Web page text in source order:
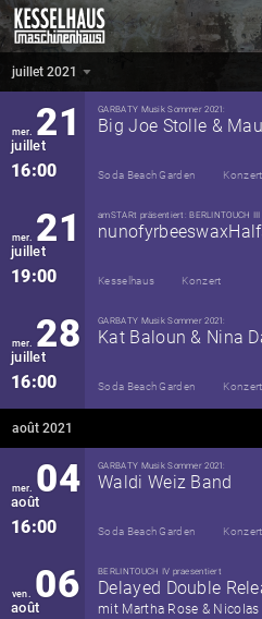
19:00 Kesselhaus
juillet 2021
mer. 21
juillet
16:00
GARBATY Musik Sommer 2021:
Big Joe Stolle &
Soda Beach Garden Konzert
mer. 21
juillet
19:00
amSTARt präsentiert: BERLINTOUCH III
Kesselhaus Konzert
mer. 28
juillet
16:00
GARBATY Musik Sommer 2021:
Kat Baloun & Nina
Soda Beach Garden Konzert
août 2021
mer. 04
août
16:00
GARBATY Musik Sommer 2021:
Waldi Weiz Band
Soda Beach Garden Konzert
ven. 06
août
BERLINTOUCH IV praesentiert
Delayed Double
mit Martha Rose & Nicolas
juillet 2021 ▼